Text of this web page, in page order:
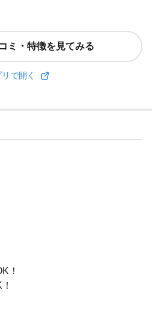
ミ・特徴を見てみる
で開く
！